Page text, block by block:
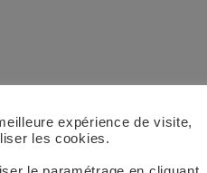
expérience de visite,
les cookies.